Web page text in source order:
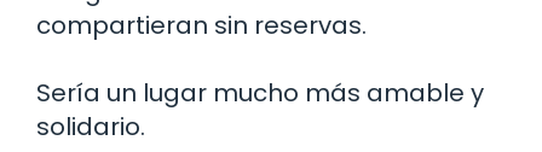
compartieran sin reservas.
Sería un lugar mucho más amable y
solidario.